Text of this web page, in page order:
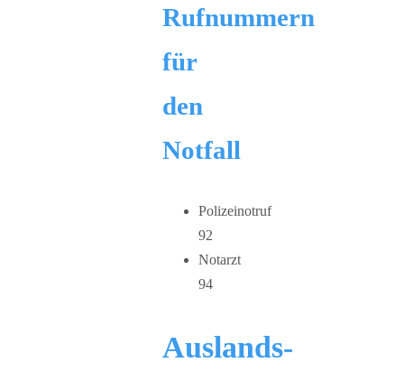
Rufnummern
für
den
Notfall
Polizeinotruf
92
Notarzt
94
Auslands-